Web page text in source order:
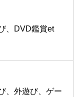
、DVD鑑賞et
、外遊び、ゲー